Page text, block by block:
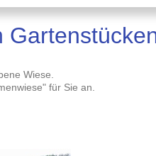
Wiese.
für Sie an.